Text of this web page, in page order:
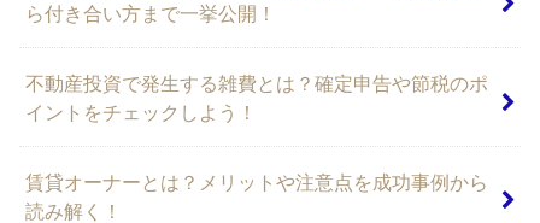
ら付き合い方まで一挙公開！
不動産投資で発生する雑費とは？確定申告や節税のポ
イントをチェックしよう！
賃貸オーナーとは？メリットや注意点を成功事例から
読み解く！